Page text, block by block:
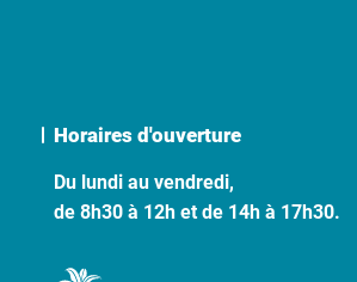
Horaires d'ouverture
Du lundi au vendredi,
de 8h30 à 12h et de 14h à 17h30.